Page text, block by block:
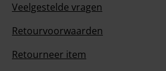
Veelgestelde vragen
Retourvoorwaarden
Retourneer item